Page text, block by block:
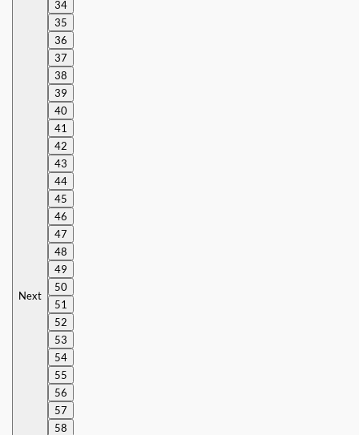
Next
34
35
36
37
38
39
40
41
42
43
44
45
46
47
48
49
50
51
52
53
54
55
56
57
58